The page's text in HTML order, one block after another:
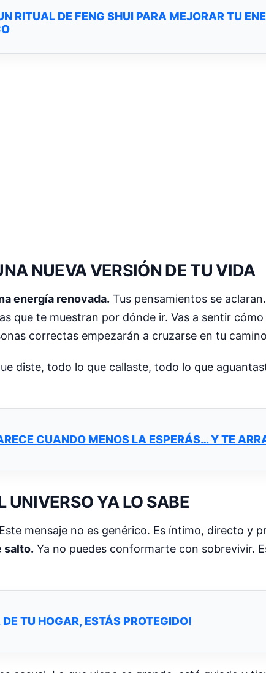
RITUAL DE FENG SHUI PARA MEJORAR TU
NUEVA VERSIÓN DE TU VIDA
energía renovada. Tus pensamientos se
que te muestran por dónde ir. Vas a sentir
correctas empezarán a cruzarse en tu
diste, todo lo que callaste, todo lo que
CUANDO MENOS LA ESPERÁS… Y TE
UNIVERSO YA LO SABE
mensaje no es genérico. Es íntimo, directo y
salto. Ya no puedes conformarte con sobrevivir.
TU HOGAR, ESTÁS PROTEGIDO!